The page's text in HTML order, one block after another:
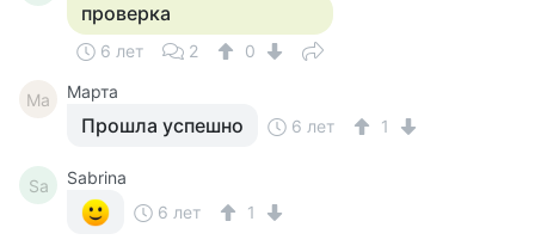
проверка
6 лет 2 0
Ма Марта
Прошла успешно 6 лет 1
Sa
Sabrina
6 лет
1